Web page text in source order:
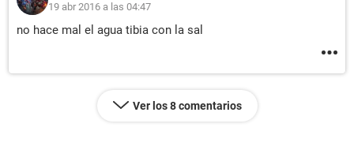
19 abr 2016 a las 04:47
no hace mal el agua tibia con la sal
Ver los 8 comentarios